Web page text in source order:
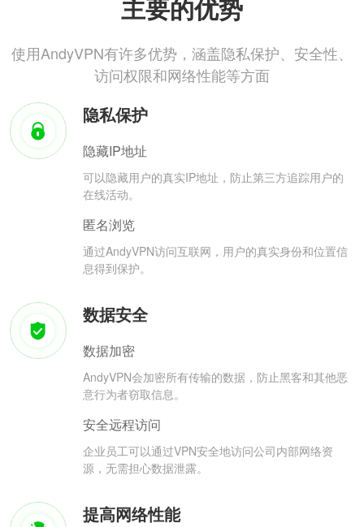
主要的优势
使用AndyVPN有许多优势，涵盖隐私保护、安全性、
访问权限和网络性能等方面
隐私保护
隐藏IP地址
可以隐藏用户的真实IP地址，防止第三方追踪用户的
在线活动。
匿名浏览
通过AndyVPN访问互联网，用户的真实身份和位置信
息得到保护。
数据安全
数据加密
AndyVPN会加密所有传输的数据，防止黑客和其他恶
意行为者窃取信息。
安全远程访问
企业员工可以通过VPN安全地访问公司内部网络资
源，无需担心数据泄露。
提高网络性能